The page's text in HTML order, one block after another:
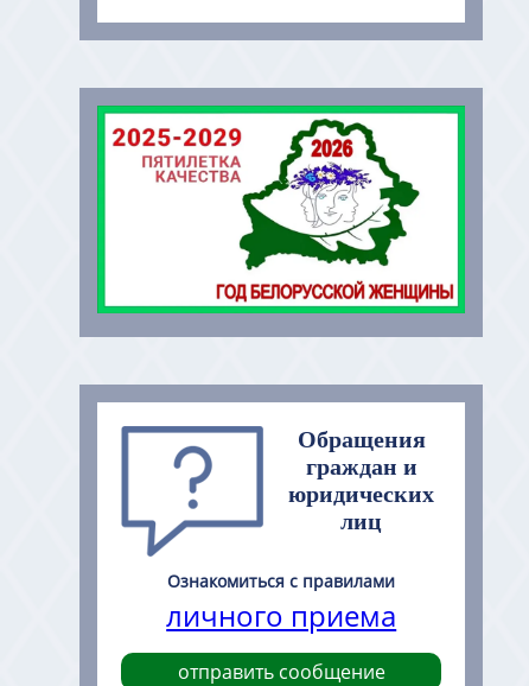
Обращения
граждан и
юридических
лиц
Ознакомиться с правилами
личного приема
отправить сообщение